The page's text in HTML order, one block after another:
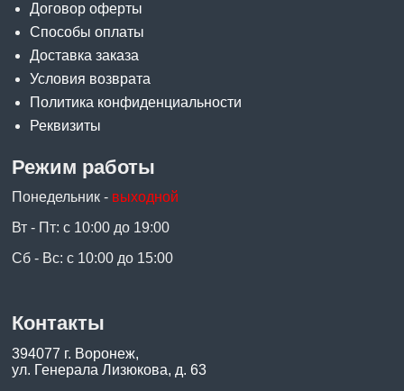
Договор оферты
Способы оплаты
Доставка заказа
Условия возврата
Политика конфиденциальности
Реквизиты
Режим работы
Понедельник - выходной
Вт - Пт: с 10:00 до 19:00
Сб - Вс: с 10:00 до 15:00
Контакты
394077 г. Воронеж,
ул. Генерала Лизюкова, д. 63